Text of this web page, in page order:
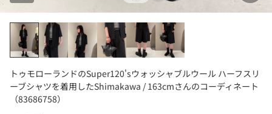
トゥモローランドのSuper120'sウォッシャブルウール ハーフスリ
ーブシャツを着用したShimakawa / 163cmさんのコーディネート
（83686758）